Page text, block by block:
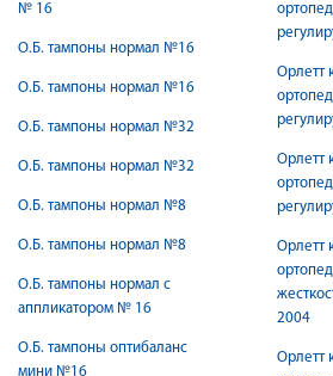
№ 16
О.Б. тампоны нормал №16
О.Б. тампоны нормал №16
О.Б. тампоны нормал №32
О.Б. тампоны нормал №32
О.Б. тампоны нормал №8
О.Б. тампоны нормал №8
О.Б. тампоны нормал с
аппликатором № 16
О.Б. тампоны оптибаланс
мини №16
Орлетт
Орлетт
Орлетт
2004
Орлетт